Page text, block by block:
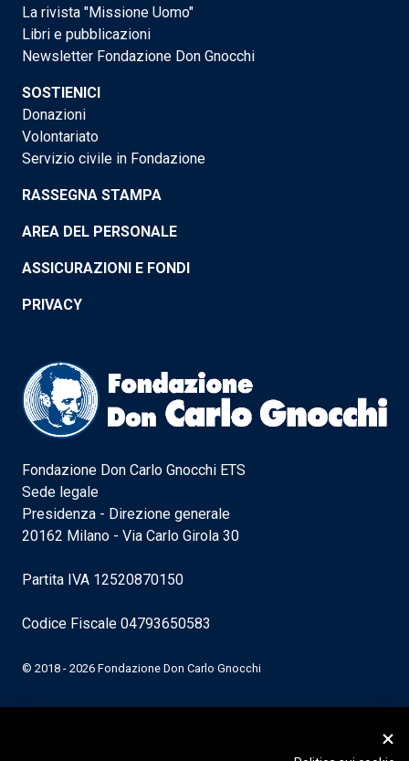
La rivista "Missione Uomo"
Libri e pubblicazioni
Newsletter Fondazione Don Gnocchi
SOSTIENICI
Donazioni
Volontariato
Servizio civile in Fondazione
RASSEGNA STAMPA
AREA DEL PERSONALE
ASSICURAZIONI E FONDI
PRIVACY
Fondazione Don Carlo Gnocchi ETS
Sede legale
Presidenza - Direzione generale
20162 Milano - Via Carlo Girola 30
Partita IVA 12520870150
Codice Fiscale 04793650583
© 2018 - 2026 Fondazione Don Carlo Gnocchi